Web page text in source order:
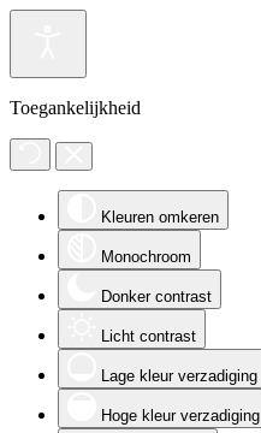
Toegankelijkheid
Kleuren omkeren
Monochroom
Donker contrast
Licht contrast
Lage kleur verzadiging
Hoge kleur verzadiging